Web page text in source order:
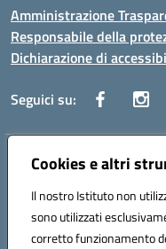
Cookies e altri
Il nostro Istituto non
sono utilizzati
corretto funzionamento
Amministrazione
Responsabile della
Dichiarazione di
Seguici su:
Indirizzo:Corso Vittorio
Posta elettronica certificata
Codice fiscale: 97308550827